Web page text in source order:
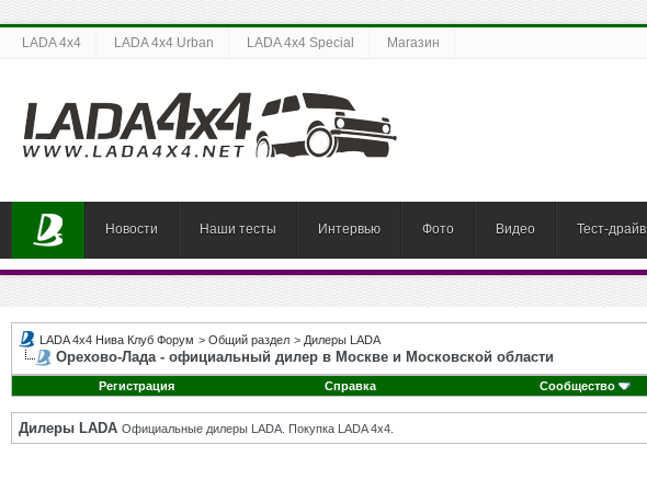
LADA 4x4 LADA 4x4 Urban LADA 4x4 Special Магазин
Новости Наши тесты Интервью Фото Видео Тест-драйв
LADA 4x4 Нива Клуб Форум > Общий раздел > Дилеры LADA
Орехово-Лада - официальный дилер в Москве и Московской области
Регистрация
Справка Сообщество
Дилеры LADA Официальные дилеры LADA. Покупка LADA 4x4.